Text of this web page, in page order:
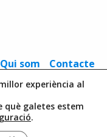
Qui som Contacte
· Fundació Acadèmia de
| Major de Can
- Fax 93 212 35 69
experiència al
què galetes estem
.